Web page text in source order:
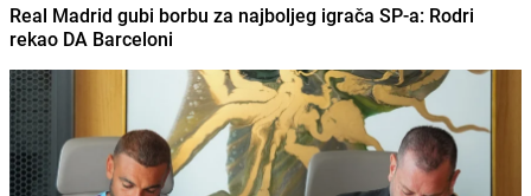
Real Madrid gubi borbu za najboljeg igrača SP-a: Rodri
rekao DA Barceloni